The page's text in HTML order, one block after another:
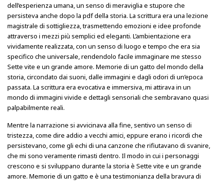
dell’esperienza umana, un senso di meraviglia e stupore che
persisteva anche dopo la pdf della storia. La scrittura era una lezione
magistrale di sottigliezza, trasmettendo emozioni e idee profonde
attraverso i mezzi più semplici ed eleganti. L’ambientazione era
vividamente realizzata, con un senso di luogo e tempo che era sia
specifico che universale, rendendolo facile immaginare me stesso
Sette vite e un grande amore. Memorie di un gatto del mondo della
storia, circondato dai suoni, dalle immagini e dagli odori di un’epoca
passata. La scrittura era evocativa e immersiva, mi attirava in un
mondo di immagini vivide e dettagli sensoriali che sembravano quasi
palpabilmente reali.
Mentre la narrazione si avvicinava alla fine, sentivo un senso di
tristezza, come dire addio a vecchi amici, eppure erano i ricordi che
persistevano, come gli echi di una canzone che rifiutavano di svanire,
che mi sono veramente rimasti dentro. Il modo in cui i personaggi
crescono e si sviluppano durante la storia è Sette vite e un grande
amore. Memorie di un gatto e è una testimonianza della bravura di